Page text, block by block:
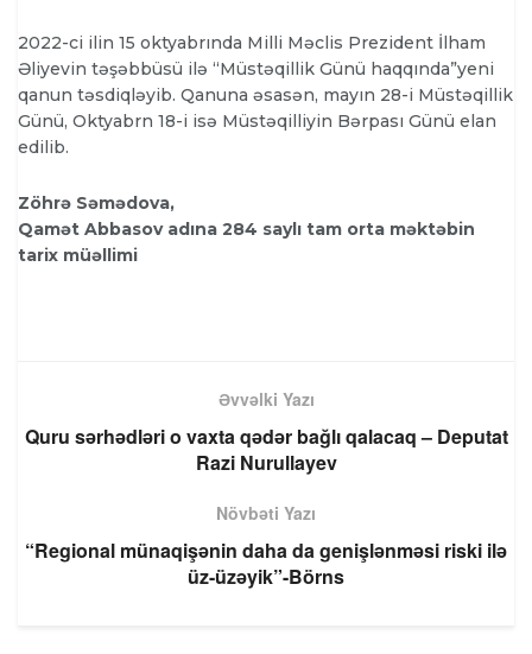
2022-ci ilin 15 oktyabrında Milli Məclis Prezident İlham
Əliyevin təşəbbüsü ilə “Müstəqillik Günü haqqında”yeni
qanun təsdiqləyib. Qanuna əsasən, mayın 28-i Müstəqillik
Günü, Oktyabrn 18-i isə Müstəqilliyin Bərpası Günü elan
edilib.
Zöhrə Səmədova,
Qamət Abbasov adına 284 saylı tam orta məktəbin
tarix müəllimi
Əvvəlki Yazı
Quru sərhədləri o vaxta qədər bağlı qalacaq – Deputat
Razi Nurullayev
Növbəti Yazı
“Regional münaqişənin daha da genişlənməsi riski ilə
üz-üzəyik”-Börns